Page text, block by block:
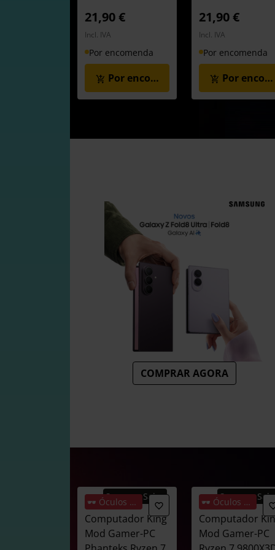
21,90 €
Incl. IVA
Por encomenda
Por encomenda
21,90 €
Incl. IVA
Por encomenda
Por
COMPRAR AGORA
🕶️ Óculos Oferta
Summer Sales
Computador King
Mod Gamer-PC
🕶️ Óculos Oferta
Summer
Computador
Mod Gamer-PC